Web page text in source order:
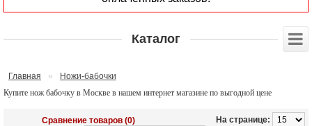
Каталог
Главная »
Ножи-бабочки
Купите нож бабочку в Москве в нашем интернет магазине по выгодной цене
На странице:
Сравнение товаров (0)